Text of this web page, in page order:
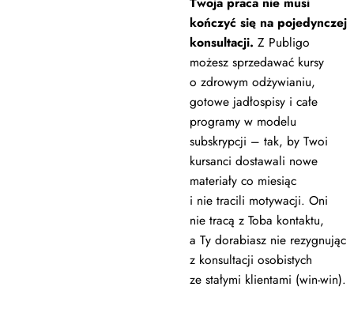
kończyć się na pojedynczej
konsultacji. Z Publigo
możesz sprzedawać kursy
o zdrowym odżywianiu,
gotowe jadłospisy i całe
programy w modelu
subskrypcji – tak, by Twoi
kursanci dostawali nowe
materiały co miesiąc
i nie tracili motywacji. Oni
nie tracą z Toba kontaktu,
a Ty dorabiasz nie rezygnując
z konsultacji osobistych
ze stałymi klientami (win-win).